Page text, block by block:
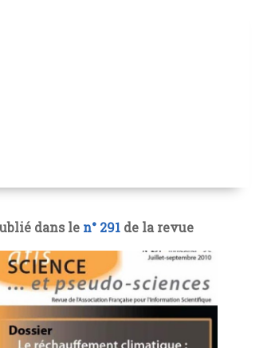
dans le n° 291 de la revue